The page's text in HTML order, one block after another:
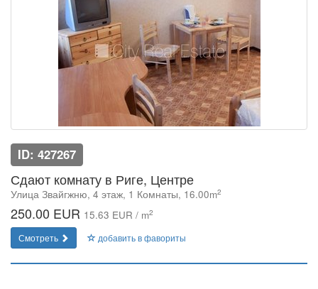
ID: 427267
Сдают комнату в Риге, Центре
Улица Звайгжню, 4 этаж, 1 Комнаты, 16.00m2
250.00 EUR 15.63 EUR / m2
Смотреть добавить в фавориты